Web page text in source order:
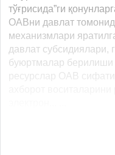
тўғрисида”ги
ОАВни давлат
механизмлари
давлат субсидиялари,
буюртмалар берилиши
ресурслар ОАВ